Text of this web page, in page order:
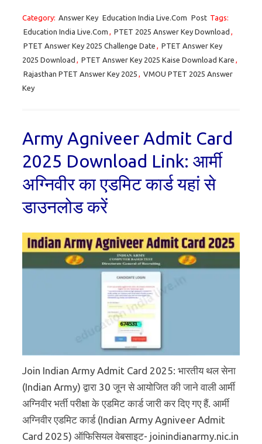
Category: Answer Key Education India Live.Com Post Tags:
Education India Live.Com , PTET 2025 Answer Key Download ,
PTET Answer Key 2025 Challenge Date , PTET Answer Key
2025 Download , PTET Answer Key 2025 Kaise Download Kare ,
Rajasthan PTET Answer Key 2025 , VMOU PTET 2025 Answer
Key
Army Agniveer Admit Card
2025 Download Link: आर्मी
अग्निवीर का एडमिट कार्ड यहां से
डाउनलोड करें
Join Indian Army Admit Card 2025: भारतीय थल सेना
(Indian Army) द्वारा 30 जून से आयोजित की जाने वाली आर्मी
अग्निवीर भर्ती परीक्षा के एडमिट कार्ड जारी कर दिए गए हैं. आर्मी
अग्निवीर एडमिट कार्ड (Indian Army Agniveer Admit
Card 2025) ऑफिसियल वेबसाइट- joinindianarmy.nic.in